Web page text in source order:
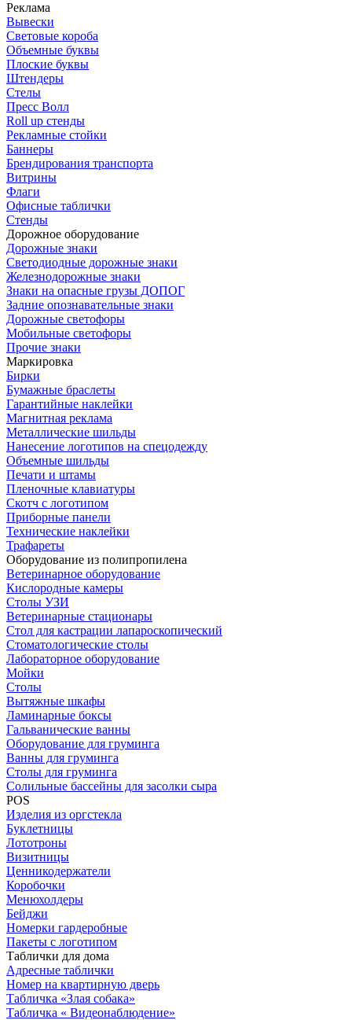
Реклама
Вывески
Световые короба
Объемные буквы
Плоские буквы
Штендеры
Стелы
Пресс Волл
Roll up стенды
Рекламные стойки
Баннеры
Брендирования транспорта
Витрины
Флаги
Офисные таблички
Стенды
Дорожное оборудование
Дорожные знаки
Светодиодные дорожные знаки
Железнодорожные знаки
Знаки на опасные грузы ДОПОГ
Задние опознавательные знаки
Дорожные светофоры
Мобильные светофоры
Прочие знаки
Маркировка
Бирки
Бумажные браслеты
Гарантийные наклейки
Магнитная реклама
Металлические шильды
Нанесение логотипов на спецодежду
Объемные шильды
Печати и штамы
Пленочные клавиатуры
Скотч с логотипом
Приборные панели
Технические наклейки
Трафареты
Оборудование из полипропилена
Ветеринарное оборудование
Кислородные камеры
Столы УЗИ
Ветеринарные стационары
Стол для кастрации лапароскопический
Стоматологические столы
Лабораторное оборудование
Мойки
Столы
Вытяжные шкафы
Ламинарные боксы
Гальванические ванны
Оборудование для груминга
Ванны для груминга
Столы для груминга
Солильные бассейны для засолки сыра
POS
Изделия из оргстекла
Буклетницы
Лототроны
Визитницы
Ценникодержатели
Коробочки
Менюхолдеры
Бейджи
Номерки гардеробные
Пакеты с логотипом
Таблички для дома
Адресные таблички
Номер на квартирную дверь
Табличка «Злая собака»
Табличка « Видеонаблюдение»